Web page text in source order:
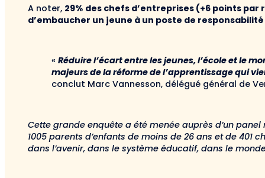
A noter, 29% des chefs d’entreprises (+6 points par
d’embaucher un jeune à un poste de
« Réduire l’écart entre les jeunes, l’école et le
majeurs de la réforme de l’apprentissage qui
conclut Marc Vannesson, délégué général de
Cette grande enquête a été menée auprès d’un
1005 parents d’enfants de moins de 26 ans et de 401
dans l’avenir, dans le système éducatif, dans le